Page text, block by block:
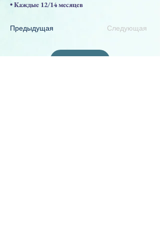
• Каждые 12/14 месяцев
Предыдущая Следующая